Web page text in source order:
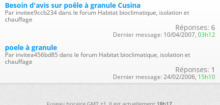
Besoin d'avis sur poêle à granule Cusina
Par invitee9ccb234 dans le forum Habitat bioclimatique, isolation et
chauffage
Réponses: 6
Dernier message: 10/04/2007, 03h12
poele à granule
Par invitea456bd85 dans le forum Habitat bioclimatique, isolation et
chauffage
Réponses: 1
Dernier message: 24/02/2006, 15h10